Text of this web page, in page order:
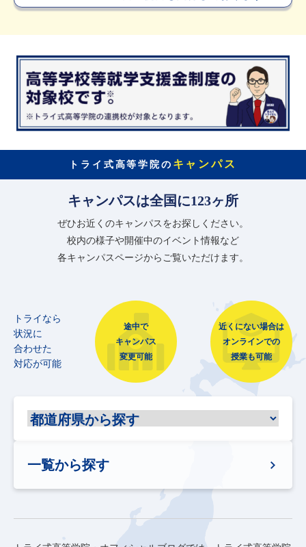
トライ式高等学院の キャンパス
キャンパスは全国に123ヶ所
ぜひお近くのキャンパスをお探しください。
校内の様子や開催中のイベント情報など
各キャンパスページからご覧いただけます。
トライなら
状況に
合わせた
対応が可能
途中で
キャンパス
変更可能
近くにない場合は
オンラインでの
授業も可能
一覧から探す